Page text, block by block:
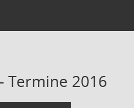
Termine 2016